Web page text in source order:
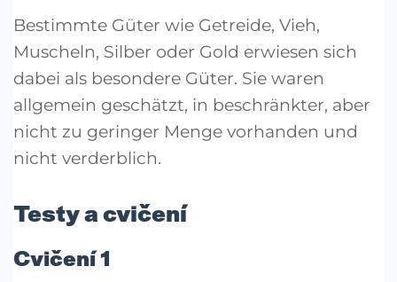
Bestimmte Güter wie Getreide, Vieh,
Muscheln, Silber oder Gold erwiesen sich
dabei als besondere Güter. Sie waren
allgemein geschätzt, in beschränkter, aber
nicht zu geringer Menge vorhanden und
nicht verderblich.
Testy a cvičení
Cvičení 1